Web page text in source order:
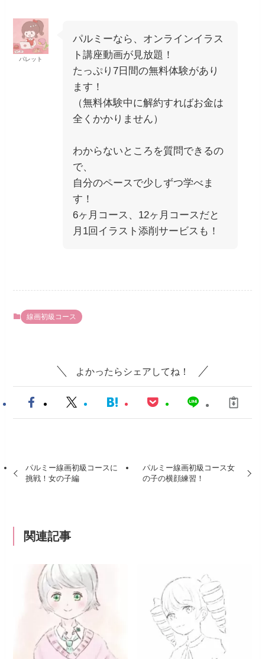
パレット
パルミーなら、オンラインイラス
ト講座動画が見放題！
たっぷり7日間の無料体験があり
ます！
（無料体験中に解約すればお金は
全くかかりません）
わからないところを質問できるの
で、
自分のペースで少しずつ学べま
す！
6ヶ月コース、12ヶ月コースだと
月1回イラスト添削サービスも！
線画初級コース
よかったらシェアしてね！
パルミー線画初級コースに
挑戦！女の子編
パルミー線画初級コース女
の子の横顔練習！
関連記事